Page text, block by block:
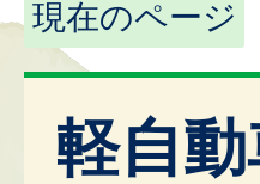
現在のページ
軽自